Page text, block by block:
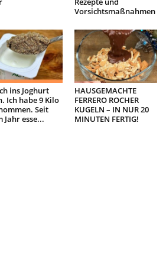
Vorsichtsmaßnahmen
ins Joghurt
Ich habe 9 Kilo
Seit
Jahr esse...
HAUSGEMACHTE
FERRERO ROCHER
KUGELN – IN NUR 20
MINUTEN FERTIG!